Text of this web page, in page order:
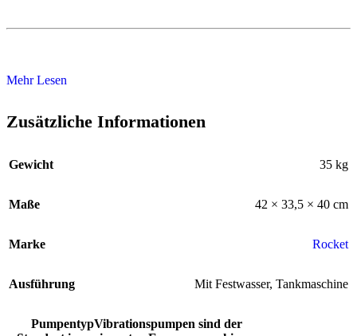
Mehr Lesen
Zusätzliche Informationen
Gewicht 35 kg
Maße 42 × 33,5 × 40 cm
Marke Rocket
Ausführung Mit Festwasser, Tankmaschine
PumpentypVibrationspumpen sind der